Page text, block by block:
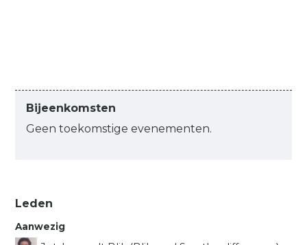
Bijeenkomsten
Geen toekomstige evenementen.
Leden
Aanwezig